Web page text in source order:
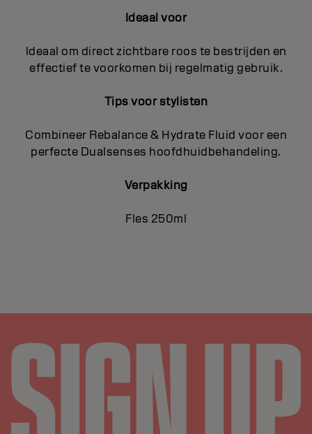
Ideaal voor
Ideaal om direct zichtbare roos te bestrijden en
effectief te voorkomen bij regelmatig gebruik.
Tips voor stylisten
Combineer Rebalance & Hydrate Fluid voor een
perfecte Dualsenses hoofdhuidbehandeling.
Verpakking
Fles 250ml